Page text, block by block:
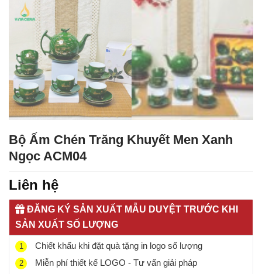
Bộ Ấm Chén Trăng Khuyết Men Xanh
Ngọc ACM04
Liên hệ
ĐĂNG KÝ SẢN XUẤT MẪU DUYỆT TRƯỚC KHI
SẢN XUẤT SỐ LƯỢNG
1 Chiết khấu khi đặt quà tặng in logo số lượng
2 Miễn phí thiết kế LOGO - Tư vấn giải pháp